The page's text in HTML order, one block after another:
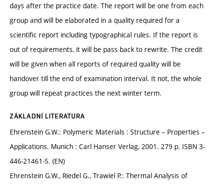
days after the practice date. The report will be one from each
group and will be elaborated in a quality required for a
scientific report including typographical rules. If the report is
out of requirements, it will be pass back to rewrite. The credit
will be given when all reports of required quality will be
handover till the end of examination interval. It not, the whole
group will repeat practices the next winter term.
ZÁKLADNÍ LITERATURA
Ehrenstein G.W.: Polymeric Materials : Structure – Properties –
Applications. Munich : Carl Hanser Verlag, 2001. 279 p. ISBN 3-
446-21461-5. (EN)
Ehrenstein G.W., Riedel G., Trawiel P.: Thermal Analysis of